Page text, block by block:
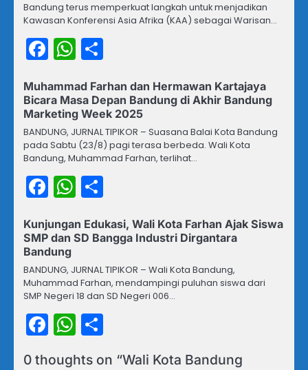
Bandung terus memperkuat langkah untuk menjadikan
Kawasan Konferensi Asia Afrika (KAA) sebagai Warisan…
Facebook
WhatsApp
Muhammad Farhan dan Hermawan Kartajaya
Bicara Masa Depan Bandung di Akhir Bandung
Marketing Week 2025
BANDUNG, JURNAL TIPIKOR – Suasana Balai Kota Bandung
pada Sabtu (23/8) pagi terasa berbeda. Wali Kota
Bandung, Muhammad Farhan, terlihat…
Facebook
WhatsApp
Kunjungan Edukasi, Wali Kota Farhan Ajak Siswa
SMP dan SD Bangga Industri Dirgantara
Bandung
BANDUNG, JURNAL TIPIKOR – Wali Kota Bandung,
Muhammad Farhan, mendampingi puluhan siswa dari
SMP Negeri 18 dan SD Negeri 006…
Facebook
WhatsApp
0 thoughts on “Wali Kota Bandung